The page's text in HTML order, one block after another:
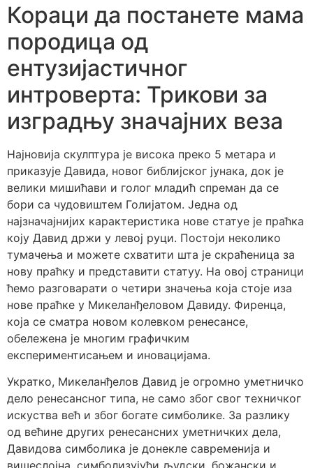
Кораци да постанете мама
породица од
ентузијастичног
интроверта: Трикови за
изградњу значајних веза
Најновија скулптура је висока преко 5 метара и
приказује Давида, новог библијског јунака, док је
велики мишићави и голог младић спреман да се
бори са чудовиштем Голијатом. Једна од
најзначајнијих карактеристика нове статуе је праћка
коју Давид држи у левој руци. Постоји неколико
тумачења и можете схватити шта је скраћеница за
нову праћку и представити статуу. На овој страници
ћемо разговарати о четири значења која стоје иза
нове праћке у Микеланђеловом Давиду. Фиренца,
која се сматра новом колевком ренесансе,
обележена је многим графичким
експериментисањем и иновацијама.
Укратко, Микеланђелов Давид је огромно уметничко
дело ренесансног типа, не само због свог техничког
искуства већ и због богате симболике. За разлику
од већине других ренесансних уметничких дела,
Давидова симболика је донекле савременија и